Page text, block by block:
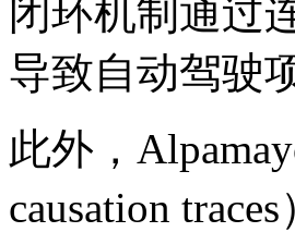
闭环机制通过
导致自动驾驶
此外，
causation